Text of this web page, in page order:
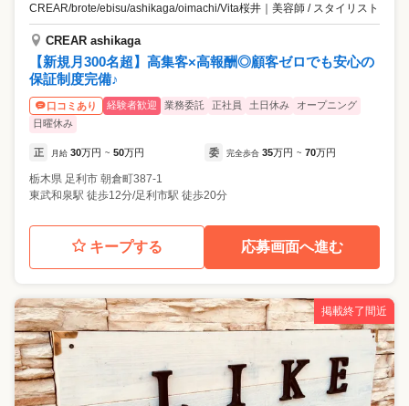
CREAR/brote/ebisu/ashikaga/oimachi/Vita桜井 ｜ 美容師 / スタイリスト
CREAR ashikaga
【新規月300名超】高集客×高報酬◎顧客ゼロでも安心の
保証制度完備♪
口コミあり 経験者歓迎 業務委託 正社員 土日休み
オープニング
日曜休み
正 月給 30万円 ~ 50万円 委 完全歩合 35万円 ~ 70万円
栃木県 足利市 朝倉町387-1
東武和泉駅 徒歩12分/足利市駅 徒歩20分
キープする 応募画面へ進む
掲載終了間近